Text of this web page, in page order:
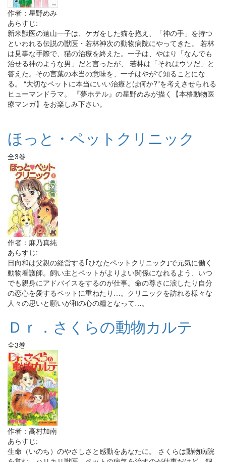
作者：星野めみ
あらすじ:
新米獣医の遠山一子は、ケガをした猫を抱え、「神の手」を持つ
といわれる伝説の獣医・若林神次の動物病院にやってきた。 若林
は見事な手際で、猫の治療を終えた。一子は、やはり「なんでも
治せる神のような男」だと言ったが、 若林は「それはウソだ」と
答えた。その言葉の本当の意味を、一子はやがて知ることにな
る。 “大切なペットに本当にいい治療とは何か?"を考えさせられる
ヒューマンドラマ。 『夢ホテル』の星野めみが描く【本格動物医
療マンガ】をお楽しみ下さい。
ほっと・ペットクリニック
全3巻
作者：麻乃真純
あらすじ:
日向和は父親の経営する｢ひなたペットクリニック｣で元気に働く
動物看護師。飼い主とペットがよりよい関係になれるよう、いつ
でも親身にアドバイスをするのが仕事。命の尊さに涙したり自分
の恋心を愛するペットに重ねたり…。クリニックを訪れる様々な
人々の思いと願いが和の心の糧となって…。
Ｄｒ．さくらの動物カルテ
全3巻
作者：高村加南
あらすじ:
生命（いのち）のやさしさと感動をあなたに。 さくらは動物病院